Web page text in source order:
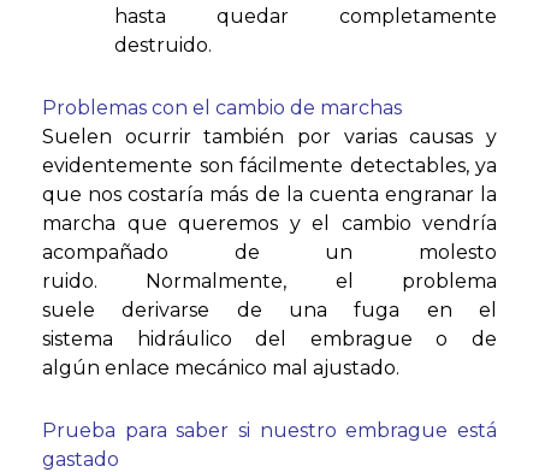
hasta quedar completamente
destruido.
Problemas con el cambio de marchas
Suelen ocurrir también por varias causas y
evidentemente son fácilmente detectables, ya
que nos costaría más de la cuenta engranar la
marcha que queremos y el cambio vendría
acompañado de un molesto
ruido. Normalmente, el problema
suele derivarse de una fuga en el
sistema hidráulico del embrague o de
algún enlace mecánico mal ajustado.
Prueba para saber si nuestro embrague está
gastado